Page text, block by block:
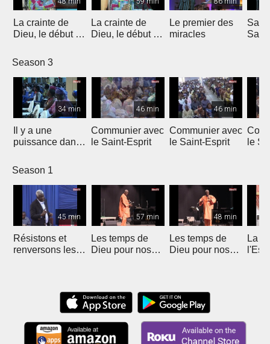
La crainte de
Dieu, le début de
La crainte de
Dieu, le début de
Le premier des
miracles
Season 3
34 min
Il y a une
puissance dans
46 min
Communier avec
le Saint-Esprit
46 min
Communier avec
le Saint-Esprit
le
Season 1
45 min
Résistons et
renversons les
57 min
Les temps de
Dieu pour nos
48 min
Les temps de
Dieu pour nos
La